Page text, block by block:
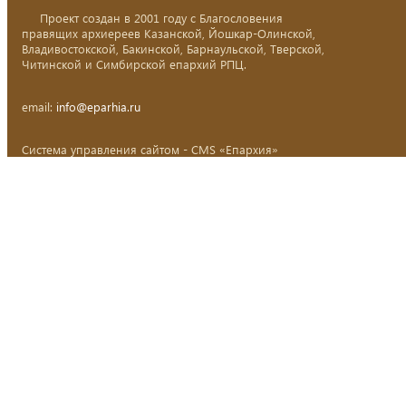
Проект создан в 2001 году с Благословения
правящих архиереев Казанской, Йошкар-Олинской,
Владивостокской, Бакинской, Барнаульской, Тверской,
Читинской и Симбирской епархий РПЦ.
email: info@eparhia.ru
Система управления сайтом - CMS «Епархия»